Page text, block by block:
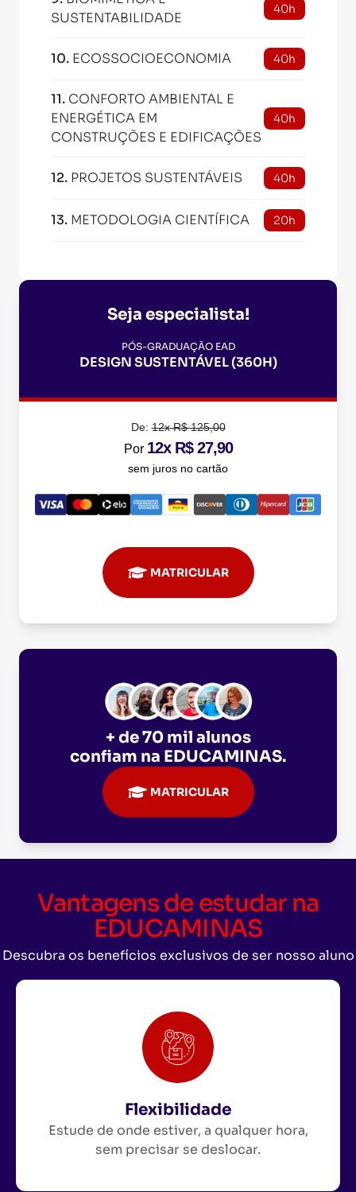
SUSTENTABILIDADE
40h
10. ECOSSOCIOECONOMIA 40h
11. CONFORTO AMBIENTAL E
ENERGÉTICA EM
CONSTRUÇÕES E EDIFICAÇÕES
40h
12. PROJETOS SUSTENTÁVEIS 40h
13. METODOLOGIA CIENTÍFICA 20h
Seja especialista!
PÓS-GRADUAÇÃO EAD
DESIGN SUSTENTÁVEL (360H)
De:12x R$ 125,00
Por 12x R$ 27,90
sem juros no cartão
MATRICULAR
+ de 70 mil alunos
confiam na EDUCAMINAS.
MATRICULAR
Vantagens de estudar na
EDUCAMINAS
Descubra os benefícios exclusivos de ser nosso aluno
Flexibilidade
Estude de onde estiver, a qualquer hora,
sem precisar se deslocar.